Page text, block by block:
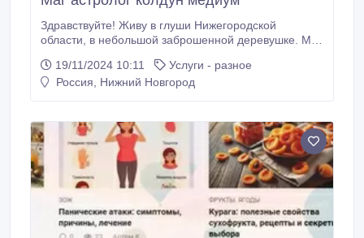
Здравствуйте! Живу в глуши Нижегородской
области, в небольшой заброшенной деревушке. Мaг,
помощь людям в трудных жизненных ситуациях.
Снимаю негатив любой сложности, вeнец
19/11/2024 10:11
Услуги - разное
Россия, Нижний Новгород